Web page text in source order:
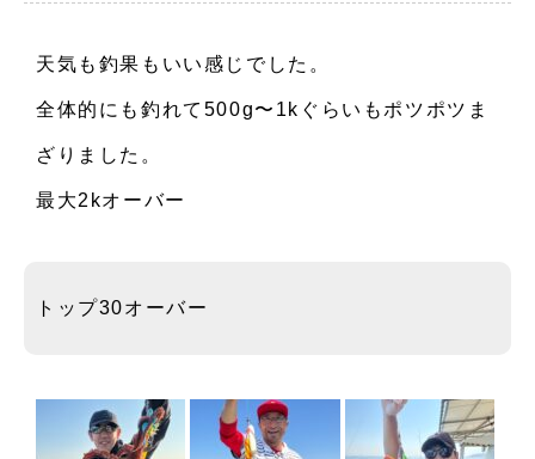
イベント
天気も釣果もいい感じでした。
全体的にも釣れて500g〜1kぐらいもポツポツま
ざりました。
最大2kオーバー
トップ30オーバー